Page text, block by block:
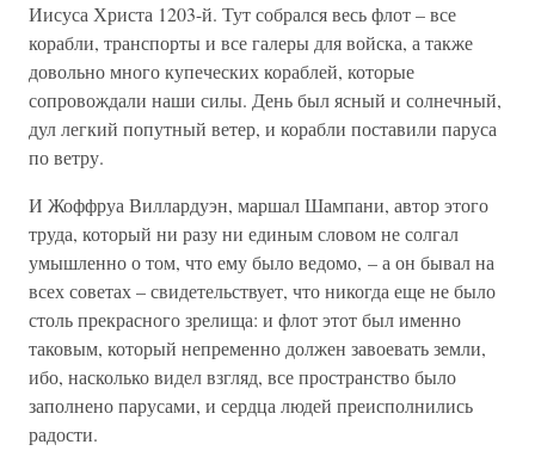
Иисуса Христа 1203-й. Тут собрался весь флот – все
корабли, транспорты и все галеры для войска, а также
довольно много купеческих кораблей, которые
сопровождали наши силы. День был ясный и солнечный,
дул легкий попутный ветер, и корабли поставили паруса
по ветру.
И Жоффруа Виллардуэн, маршал Шампани, автор этого
труда, который ни разу ни единым словом не солгал
умышленно о том, что ему было ведомо, – а он бывал на
всех советах – свидетельствует, что никогда еще не было
столь прекрасного зрелища: и флот этот был именно
таковым, который непременно должен завоевать земли,
ибо, насколько видел взгляд, все пространство было
заполнено парусами, и сердца людей преисполнились
радости.